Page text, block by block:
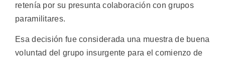
retenía por su presunta colaboración con grupos
paramilitares.
Esa decisión fue considerada una muestra de buena
voluntad del grupo insurgente para el comienzo de